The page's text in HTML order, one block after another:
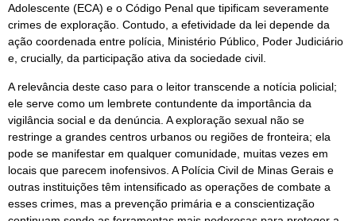
Adolescente (ECA) e o Código Penal que tipificam severamente
crimes de exploração. Contudo, a efetividade da lei depende da
ação coordenada entre polícia, Ministério Público, Poder Judiciário
e, crucially, da participação ativa da sociedade civil.
A relevância deste caso para o leitor transcende a notícia policial;
ele serve como um lembrete contundente da importância da
vigilância social e da denúncia. A exploração sexual não se
restringe a grandes centros urbanos ou regiões de fronteira; ela
pode se manifestar em qualquer comunidade, muitas vezes em
locais que parecem inofensivos. A Polícia Civil de Minas Gerais e
outras instituições têm intensificado as operações de combate a
esses crimes, mas a prevenção primária e a conscientização